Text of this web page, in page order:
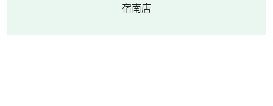
宿南店